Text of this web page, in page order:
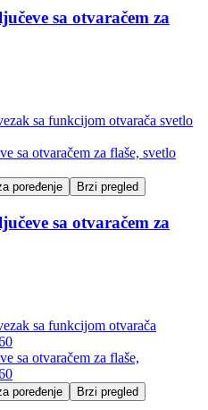
sa otvaračem za
poređenje Brzi pregled
sa otvaračem za
poređenje Brzi pregled